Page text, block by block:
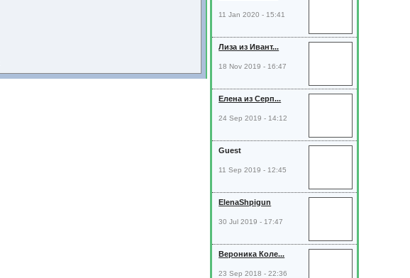
11 Jan 2020 - 15:41
Лиза из Ивант...
18 Nov 2019 - 16:47
Елена из Серп...
24 Sep 2019 - 14:12
Guest
11 Sep 2019 - 12:45
ElenaShpigun
30 Jul 2019 - 17:47
Вероника Коле...
23 Sep 2018 - 22:36